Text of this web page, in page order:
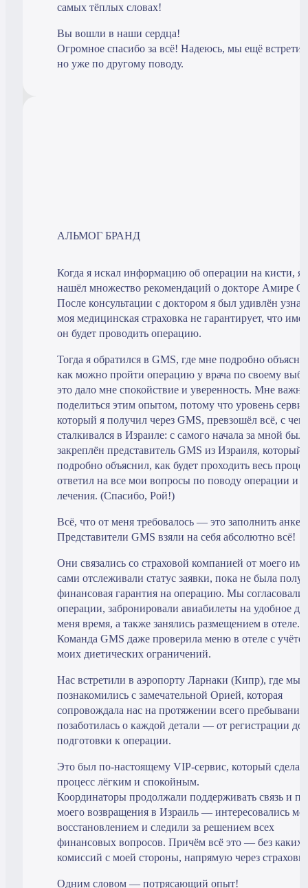
самых тёплых словах!
Вы вошли в наши сердца!
Огромное спасибо за всё! Надеюсь, мы ещё
но уже по другому поводу.
АЛЬМОГ БРАНД
Когда я искал информацию об операции на кисти, я
нашёл множество рекомендаций о докторе Амире
После консультации с доктором я был удивлён
моя медицинская страховка не гарантирует, что
он будет проводить операцию.
Тогда я обратился в GMS, где мне подробно
как можно пройти операцию у врача по своему
это дало мне спокойствие и уверенность. Мне важно
поделиться этим опытом, потому что уровень
который я получил через GMS, превзошёл всё, с чем
сталкивался в Израиле: с самого начала за мной был
закреплён представитель GMS из Израиля, который
подробно объяснил, как будет проходить весь
ответил на все мои вопросы по поводу операции и
лечения. (Спасибо, Рой!)
Всё, что от меня требовалось — это заполнить
Представители GMS взяли на себя абсолютно всё!
Они связались со страховой компанией от моего
сами отслеживали статус заявки, пока не была
финансовая гарантия на операцию. Мы согласовали
операции, забронировали авиабилеты на удобное
меня время, а также занялись размещением в отеле.
Команда GMS даже проверила меню в отеле с
моих диетических ограничений.
Нас встретили в аэропорту Ларнаки (Кипр), где мы
познакомились с замечательной Орией, которая
сопровождала нас на протяжении всего пребывания
позаботилась о каждой детали — от регистрации до
подготовки к операции.
Это был по-настоящему VIP-сервис, который сделал
процесс лёгким и спокойным.
Координаторы продолжали поддерживать связь и
моего возвращения в Израиль — интересовались
восстановлением и следили за решением всех
финансовых вопросов. Причём всё это — без
комиссий с моей стороны, напрямую через
Одним словом — потрясающий опыт!